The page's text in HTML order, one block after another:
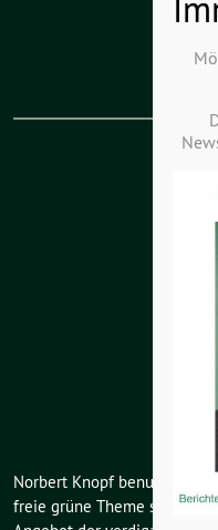
KV
KV
Norbert Knopf benutzt das
freie grüne Theme sunflower